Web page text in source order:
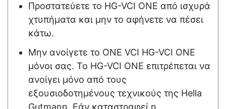
Προστατεύετε το HG-VCI ONE από ισχυρά
χτυπήματα και μην το αφήνετε να πέσει
κάτω.
Μην ανοίγετε το ONE VCI HG-VCI ONE
μόνοι σας. Το HG-VCI ONE επιτρέπεται να
ανοίγει μόνο από τους
εξουσιοδοτημένους τεχνικούς της Hella
Gutmann . Εάν καταστραφεί η